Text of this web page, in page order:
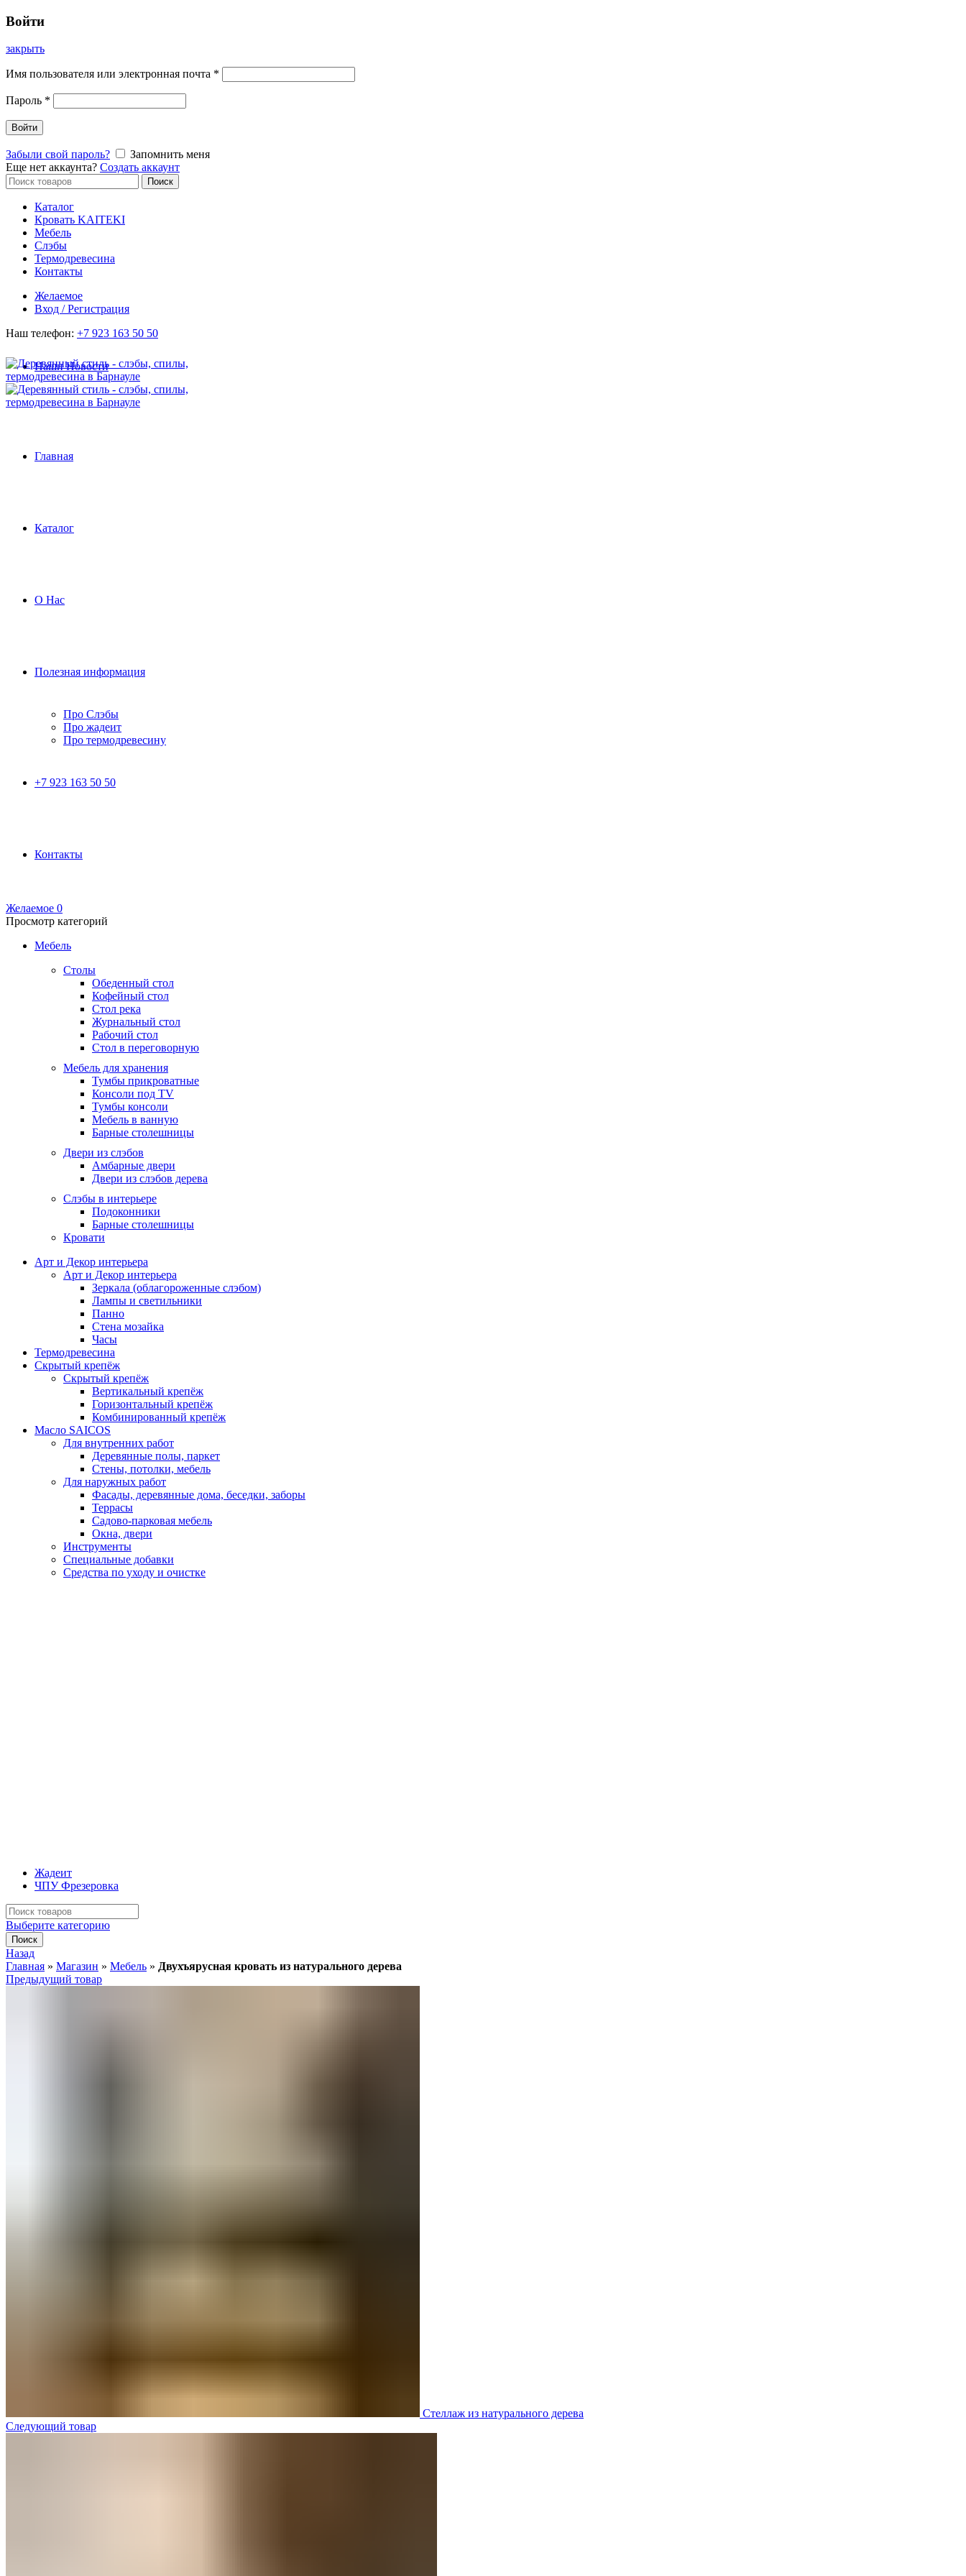
Войти
закрыть
Имя пользователя или электронная почта *
Пароль *
Войти
Забыли свой пароль?
Запомнить меня
Еще нет аккаунта? Создать аккаунт
Искать:
Поиск
Каталог
Кровать KAITEKI
Мебель
Слэбы
Термодревесина
Контакты
Желаемое
Вход / Регистрация
Наш телефон: +7 923 163 50 50
Наши Новости
Главная
Каталог
О Нас
Полезная информация
Про Слэбы
Про жадеит
Про термодревесину
+7 923 163 50 50
Контакты
Желаемое 0
Просмотр категорий
Мебель
Столы
Обеденный стол
Кофейный стол
Стол река
Журнальный стол
Рабочий стол
Стол в переговорную
Мебель для хранения
Тумбы прикроватные
Консоли под TV
Тумбы консоли
Мебель в ванную
Барные столешницы
Двери из слэбов
Амбарные двери
Двери из слэбов дерева
Слэбы в интерьере
Подоконники
Барные столешницы
Кровати
Арт и Декор интерьера
Арт и Декор интерьера
Зеркала (облагороженные слэбом)
Лампы и светильники
Панно
Стена мозайка
Часы
Термодревесина
Скрытый крепёж
Скрытый крепёж
Вертикальный крепёж
Горизонтальный крепёж
Комбинированный крепёж
Масло SAICOS
Для внутренних работ
Деревянные полы, паркет
Стены, потолки, мебель
Для наружных работ
Фасады, деревянные дома, беседки, заборы
Террасы
Садово-парковая мебель
Окна, двери
Инструменты
Специальные добавки
Средства по уходу и очистке
Жадеит
ЧПУ Фрезеровка
Искать:
Выберите категорию
Поиск
Назад
Главная » Магазин » Мебель » Двухъярусная кровать из натурального дерева
Предыдущий товар
Стеллаж из натурального дерева
Следующий товар